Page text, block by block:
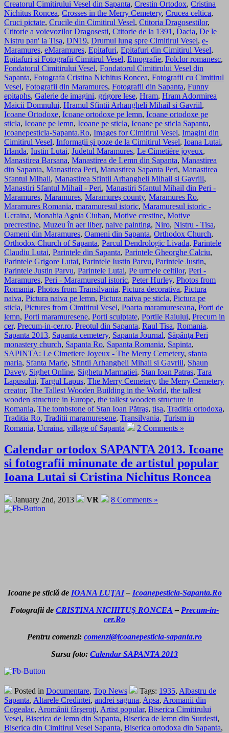
Creatorul Cimitirului Vesel din Sapanta, Crestin Ortodox, Cristina
Nichitus Roncea, Crosses in the Merry Cemetery, Crucea celtica,
Cruci pictate, Crucile din Cimitirul Vesel, Ctitoria Dragosestilor,
Ctitorie a voievozilor Dragosesti, Ctitorie de la 1391 , Dacia, De le
Nistru pan' la Tisa, DN19, Drumul lung spre Cimitirul Vesel, e-
Maramures, eMaramures, Epitafuri, Epitafuri din Cimitirul Vesel,
Epitafuri si Fotografii Cimitirul Vesel, Etnografie, Folclor romanesc,
Fondatorul Cimitirului Vesel, Fondatorul Cimitirului Vesel din
Sapanta, Fotografa Cristina Nichitus Roncea, Fotografii cu Cimitirul
Vesel, Fotografii din Maramures, Fotografii din Sapanta, Funny
epitaphs, Galerie de imagini, grigore lese, Hram, Hram Adormirea
Maicii Domnului, Hramul Sfintii Arhangheli Mihail si Gavriil,
Icoane Ortodoxe, Icoane ortodoxe pe lemn, Icoane ortodoxe pe
sticla, Icoane pe lemn, Icoane pe sticla, Icoane pe sticla Sapanta,
Icoanepesticla-Sapanta.Ro, Images for Cimitirul Vesel, Imagini din
Cimitirul Vesel, Informații și poze de la Cimitirul Vesel, Ioana Lutai,
Irlanda, Iustin Lutai, Judetul Maramures, Le Cimetière joyeux,
Manastirea Barsana, Manastirea de Lemn din Sapanta, Manastirea
din Sapanta, Manastirea Peri, Manastirea Sapanta Peri, Manastirea
Sfantul MIhail, Manastirea Sfintii Arhangheli Mihail si Gavriil,
Manastiri Sfantul Mihail - Peri, Manastiri Sfantul Mihail din Peri -
Maramures, Maramures, Maramureş county, Maramures Ro,
Maramures Romania, maramuresul istoric, Maramuresul istoric -
Ucraina, Monahia Agnia Ciuban, Motive crestine, Motive
precrestine, Muzeu în aer liber, naive painting, Niro, Nistru - Tisa,
Oameni din Maramures, Oameni din Sapanta, Orthodox Church,
Orthodox Church of Sapanta, Parcul Dendrologic Livada, Parintele
Claudiu Lutai, Parintele din Sapanta, Parintele Gheorghe Calciu,
Parintele Grigore Lutai, Parintele Iustin Parvu, Parintele Justin,
Parintele Justin Parvu, Parintele Lutai, Pe urmele celtilor, Peri -
Maramures, Peri - Maramuresul istoric, Peter Hurley, Photos from
Romania, Photos from Transilvania, Pictura decorativa, Pictura
naiva, Pictura naiva pe lemn, Pictura naiva pe sticla, Pictura pe
sticla, Pictures from Cimitirul Vesel, Poarta maramureseana, Porti de
lemn, Porti maramuresene, Porti sculptate, Portile Raiului, Precum in
cer, Precum-in-cer.ro, Preotul din Sapanta, Raul Tisa, Romania,
Sapanta 2013, Sapanta cemetery, Sapanta Journal, Săpânţa Peri
monastery church, Sapanta Ro, Sapanta Romania, Sapinta,
SAPINTA: Le Cimetiere Joyeux - The Merry Cemetery, sfanta
maria, Sfanta Marie, Sfintii Arhangheli Mihail si Gavriil, Shaun
Davey, Sighet Online, Sighetu Marmatiei, Stan Ioan Patras, Tara
Lapusului, Targul Lapus, The Merry Cemetery, the Merry Cemetery
creator, The Tallest Wooden Building in the World, the tallest
wooden structure in Europe, the tallest wooden structure in
Romania, The tombstone of Stan Ioan Pătraş, tisa, Traditia ortodoxa,
Traditia Ro, Traditii maramuresene, Transilvania, Turism in
Romania, Ucraina, village of Sapanta 2 Comments »
Calendar ortodox SAPANTA 2013. Icoane
si fotografii minunate de artistul popular
Ioana Lutai si Cristina Nichitus Roncea
January 2nd, 2013 VR 8 Comments »
Icoane pe sticlă de IOANA LUŢAI– Icoanepesticla-Sapanta.Ro
Fotografii de CRISTINA NICHITUŞ RONCEA – Precum-in-
cer.Ro
Pentru comenzi: comenzi@icoanepesticla-sapanta.ro
Sursa foto: Calendar SAPANTA 2013
Posted in Documentare, Top News Tags: 1935, Albastru de
Sapanta, Altarele Credintei, andrei saguna, Apsa, Aromanii din
Cogealac, Aromânii fârşeroţi, Artist popular, Biserica Cimitirului
Vesel, Biserica de lemn din Sapanta, Biserica de lemn din Surdesti,
Biserica din Cimitirul Vesel Sapanta, Biserica ortodoxa din Sapanta,